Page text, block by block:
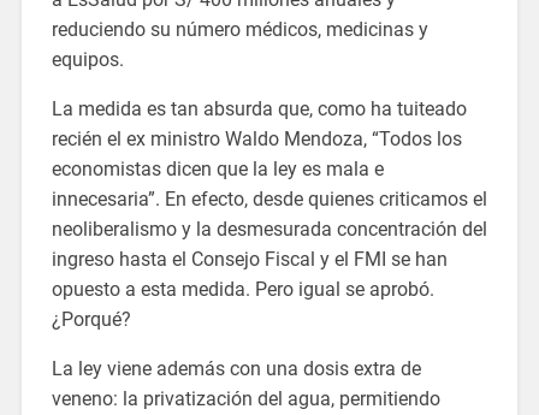
reduciendo su número médicos, medicinas y
equipos.
La medida es tan absurda que, como ha tuiteado
recién el ex ministro Waldo Mendoza, “Todos los
economistas dicen que la ley es mala e
innecesaria”. En efecto, desde quienes criticamos el
neoliberalismo y la desmesurada concentración del
ingreso hasta el Consejo Fiscal y el FMI se han
opuesto a esta medida. Pero igual se aprobó.
¿Porqué?
La ley viene además con una dosis extra de
veneno: la privatización del agua, permitiendo